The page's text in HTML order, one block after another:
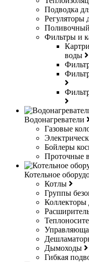
Подводка
Регуляторы
Фильтры и
воды
Водонагреватели
Газовые
Бойлеры
Проточные
Котельное
Котлы
Группы
Коллекторы
Дымоходы
Гибкая